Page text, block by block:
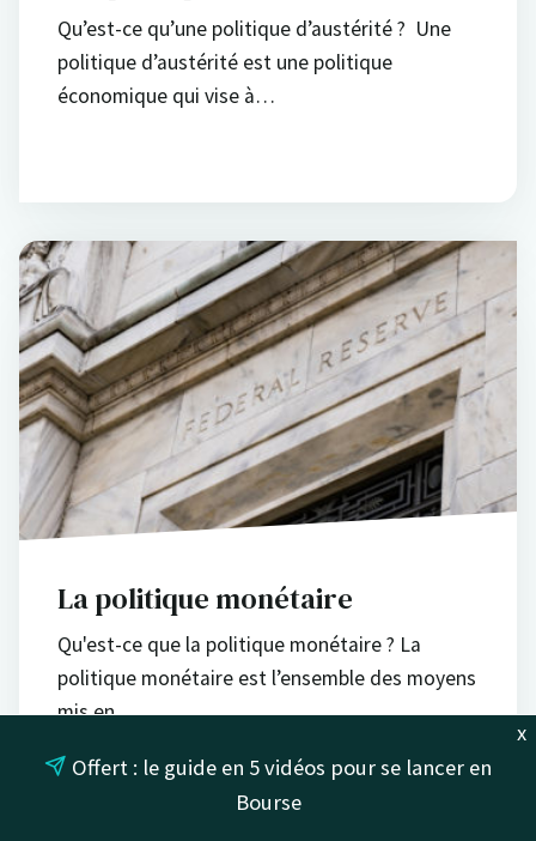
Qu’est-ce qu’une politique d’austérité ? Une
politique d’austérité est une politique
économique qui vise à…
La politique monétaire
Qu'est-ce que la politique monétaire ? La
politique monétaire est l’ensemble des moyens
mis en…
x
Offert : le guide en 5 vidéos pour se lancer en
Bourse